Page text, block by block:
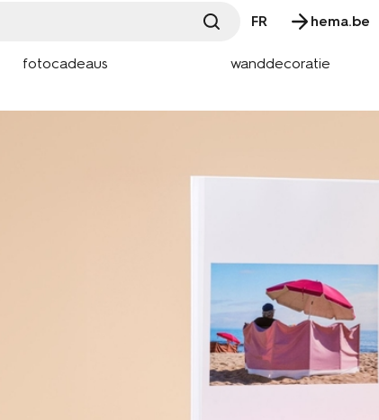
FR hema.be
fotocadeaus wanddecoratie